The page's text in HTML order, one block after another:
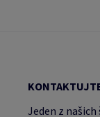
Jeden z